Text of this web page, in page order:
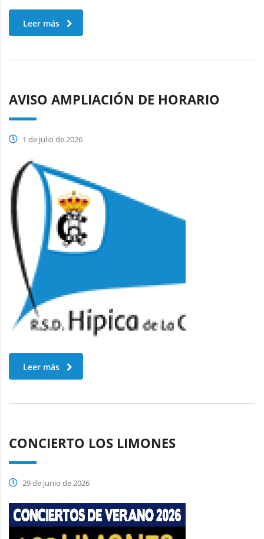
Leer más
AVISO AMPLIACIÓN DE HORARIO
1 de julio de 2026
Leer más
CONCIERTO LOS LIMONES
29 de junio de 2026